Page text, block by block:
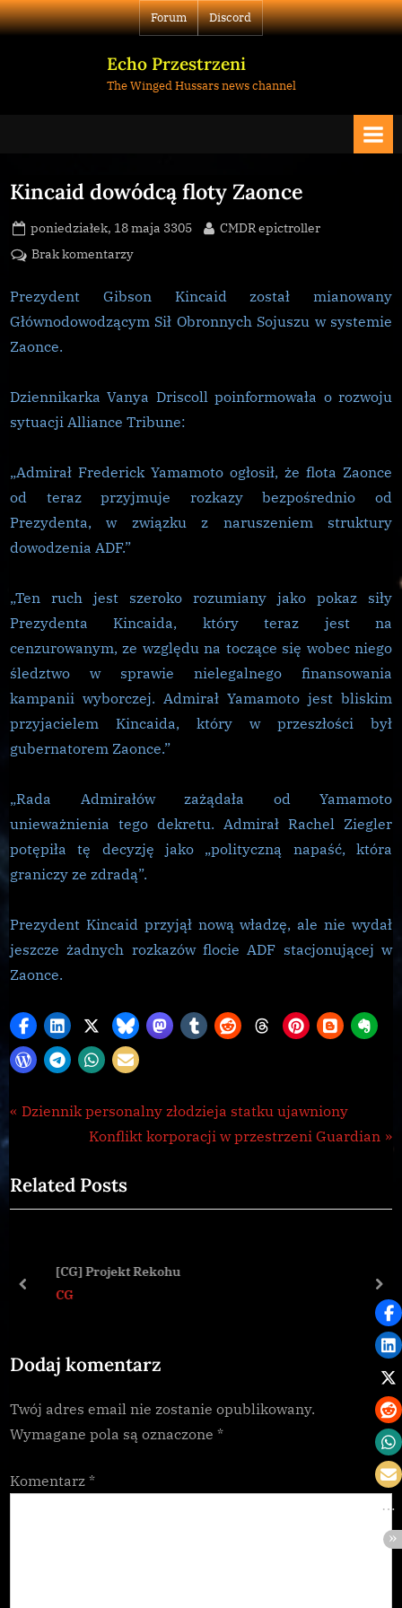
Skip
to
Forum Discord
Echo Przestrzeni
The Winged Hussars news channel
Kincaid dowódcą floty Zaonce
Posted
on
poniedziałek, 18 maja 3305 By
CMDR epictroller
Brak komentarzydo
dowódcą
floty
Prezydent Gibson Kincaid został mianowany
Głównodowodzącym Sił Obronnych Sojuszu w systemie
Zaonce.
Dziennikarka Vanya Driscoll poinformowała o rozwoju
sytuacji Alliance Tribune:
„Admirał Frederick Yamamoto ogłosił, że flota Zaonce
od teraz przyjmuje rozkazy bezpośrednio od
Prezydenta, w związku z naruszeniem struktury
dowodzenia ADF.”
„Ten ruch jest szeroko rozumiany jako pokaz siły
Prezydenta Kincaida, który teraz jest na
cenzurowanym, ze względu na toczące się wobec niego
śledztwo w sprawie nielegalnego finansowania
kampanii wyborczej. Admirał Yamamoto jest bliskim
przyjacielem Kincaida, który w przeszłości był
gubernatorem Zaonce.”
„Rada Admirałów zażądała od Yamamoto
unieważnienia tego dekretu. Admirał Rachel Ziegler
potępiła tę decyzję jako „polityczną napaść, która
graniczy ze zdradą”.
Prezydent Kincaid przyjął nową władzę, ale nie wydał
jeszcze żadnych rozkazów flocie ADF stacjonującej w
Zaonce.
Galnet
Nawigacja
P
v
i
s
s
:
Dziennik personalny złodzieja statku ujawniony
N
x
t
Konflikt korporacji w przestrzeni Guardian
Related Posts
[CG] Projekt Rekohu
CG
prev
Dodaj komentarz
Twój adres email nie zostanie opublikowany.
Wymagane pola są oznaczone *
Komentarz *